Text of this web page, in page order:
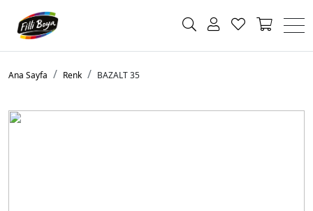
Ana Sayfa Renk BAZALT 35